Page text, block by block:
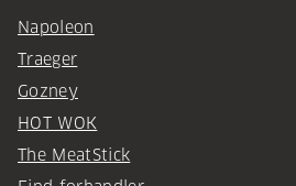
Napoleon
Traeger
Gozney
HOT WOK
The MeatStick